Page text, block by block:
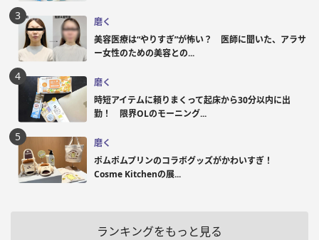
磨く
美容医療は“やりすぎ”が怖い？ 医師に聞いた、アラサ
ー女性のための美容との...
磨く
時短アイテムに頼りまくって起床から30分以内に出
勤！ 限界OLのモーニング...
磨く
ポムポムプリンのコラボグッズがかわいすぎ！
Cosme Kitchenの展...
ランキングをもっと見る